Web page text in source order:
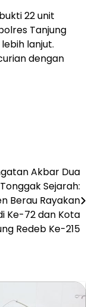
22 unit
Tanjung
lanjut.
dengan
Akbar Dua
Tonggak Sejarah:
Berau Rayakan
Ke-72 dan Kota
Redeb Ke-215